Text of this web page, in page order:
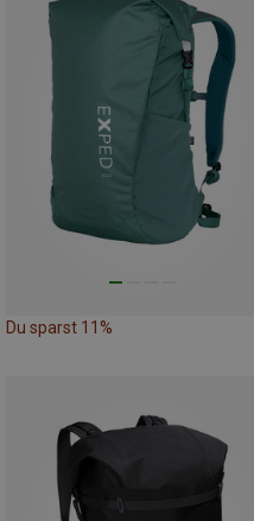
Du sparst 11%